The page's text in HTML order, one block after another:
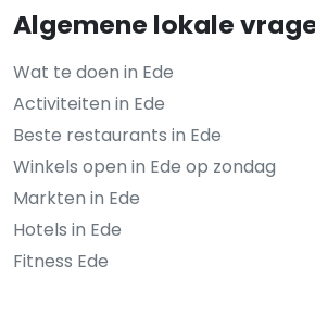
Algemene lokale
Wat te doen in Ede
Activiteiten in Ede
Beste restaurants in Ede
Winkels open in Ede op zondag
Markten in Ede
Hotels in Ede
Fitness Ede